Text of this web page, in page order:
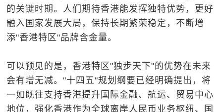
的关键时期。人们期待香港能发挥独特优势，更好
融入国家发展大局，保持长期繁荣稳定，不断增
添"香港特区"品牌含金量。
可以预见的是，香港特区"独步天下"的优势在未来
会有增无减。"十四五"规划纲要已经明确提出，将
一如既往支持香港提升国际金融、航运、贸易中心
地位，强化香港作为全球离岸人民币业务枢纽、国